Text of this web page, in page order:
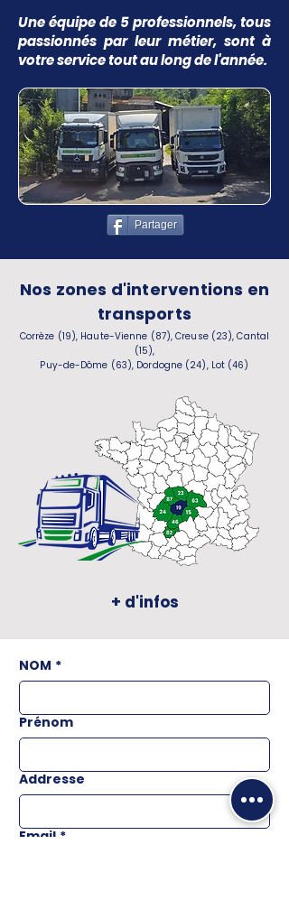
Une équipe de 5 professionnels, tous
passionnés par leur métier, sont à
votre service tout au long de l'année.
Partager
Nos zones d'interventions en
transports
Corrèze (19), Haute-Vienne (87), Creuse (23), Cantal
(15),
Puy-de-Dôme (63), Dordogne (24), Lot (46)
+ d'infos
NOM *
Prénom
Addresse
Email *